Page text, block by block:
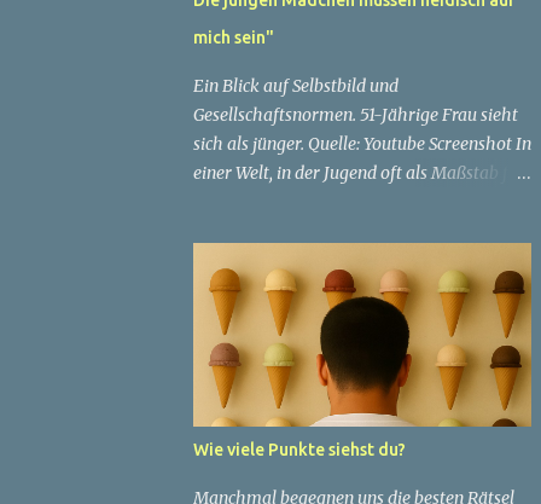
mich sein"
Ein Blick auf Selbstbild und
Gesellschaftsnormen. 51-Jährige Frau sieht
sich als jünger. Quelle: Youtube Screenshot In
einer Welt, in der Jugend oft als Maßstab für
bewahren. Aber was passiert, wenn jemand
sein eigenes Alter anders wahrnimmt als die
Gesellschaft es tut? Treten dann Selbstbild
und Realität in Konflikt? Ein faszinierendes
Beispiel für diese Diskrepanz ist die
Geschichte einer 51-jährigen Frau, deren
Überzeugung von ihrem Aussehen sie dazu
bringt, sich jünger zu fühlen, als die
Wie viele Punkte siehst du?
Manchmal begegnen uns die besten Rätsel